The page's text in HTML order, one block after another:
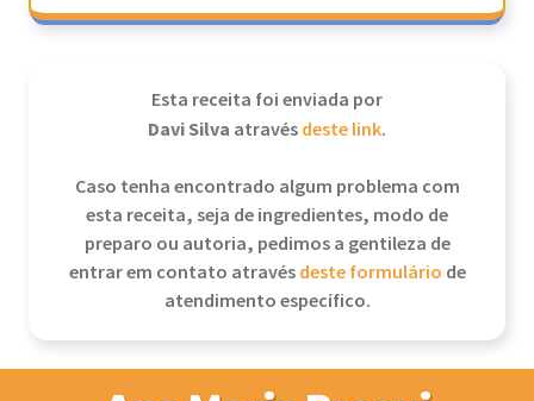
Esta receita foi enviada por
Davi Silva atravésdeste link.
Caso tenha encontrado algum problema com
esta receita, seja de ingredientes, modo de
preparo ou autoria, pedimos a gentileza de
entrar em contato atravésdeste formulário de
atendimento específico.